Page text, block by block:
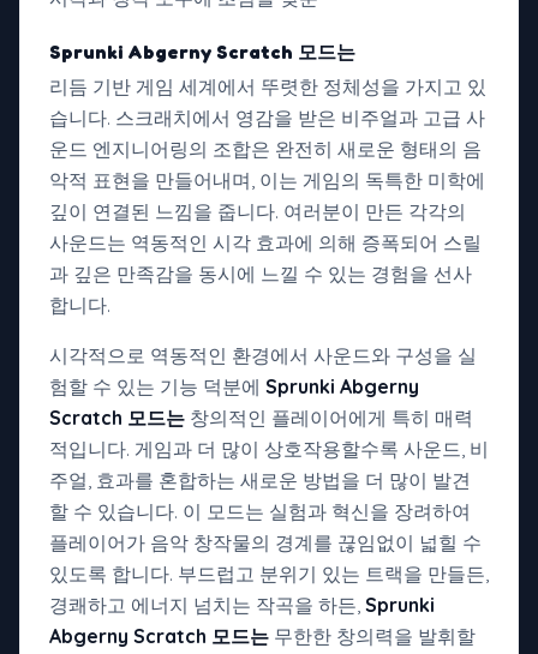
Sprunki Abgerny Scratch 모드는
리듬 기반 게임 세계에서 뚜렷한 정체성을 가지고 있
습니다. 스크래치에서 영감을 받은 비주얼과 고급 사
운드 엔지니어링의 조합은 완전히 새로운 형태의 음
악적 표현을 만들어내며, 이는 게임의 독특한 미학에
깊이 연결된 느낌을 줍니다. 여러분이 만든 각각의
사운드는 역동적인 시각 효과에 의해 증폭되어 스릴
과 깊은 만족감을 동시에 느낄 수 있는 경험을 선사
합니다.
시각적으로 역동적인 환경에서 사운드와 구성을 실
험할 수 있는 기능 덕분에 Sprunki Abgerny
Scratch 모드는 창의적인 플레이어에게 특히 매력
적입니다. 게임과 더 많이 상호작용할수록 사운드, 비
주얼, 효과를 혼합하는 새로운 방법을 더 많이 발견
할 수 있습니다. 이 모드는 실험과 혁신을 장려하여
플레이어가 음악 창작물의 경계를 끊임없이 넓힐 수
있도록 합니다. 부드럽고 분위기 있는 트랙을 만들든,
경쾌하고 에너지 넘치는 작곡을 하든, Sprunki
Abgerny Scratch 모드는 무한한 창의력을 발휘할